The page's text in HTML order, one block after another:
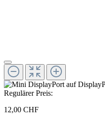
Regulärer Preis:
12,00 CHF